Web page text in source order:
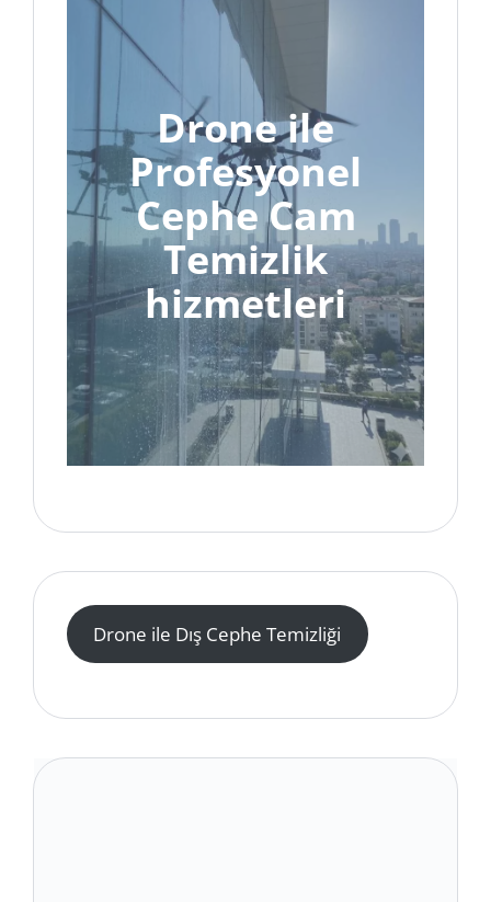
Drone ile
Profesyonel
Cephe Cam
Temizlik
hizmetleri
Drone ile Dış Cephe Temizliği